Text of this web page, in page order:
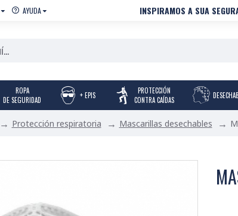
AYUDA INSPIRAMOS A SUA
ROPA
DE SEGURIDAD
+ EPIS
PROTECCIÓN
CONTRA CAÍDAS
Protección respiratoria Mascarillas desechables